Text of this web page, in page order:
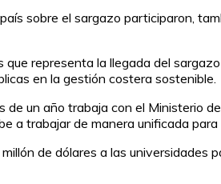
sobre el sargazo participaron,
representa la llegada del
en la gestión costera sostenible.
un año trabaja con el Ministerio
a trabajar de manera unificada
de dólares a las